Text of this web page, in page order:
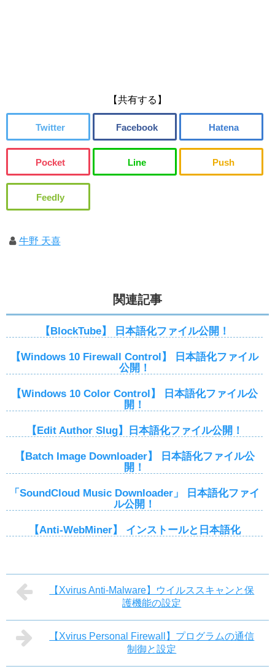
【共有する】
牛野 天喜
関連記事
【BlockTube】 日本語化ファイル公開！
【Windows 10 Firewall Control】 日本語化ファイル
公開！
【Windows 10 Color Control】 日本語化ファイル公
開！
【Edit Author Slug】日本語化ファイル公開！
【Batch Image Downloader】 日本語化ファイル公
開！
「SoundCloud Music Downloader」 日本語化ファイ
ル公開！
【Anti-WebMiner】 インストールと日本語化
【Xvirus Anti-Malware】ウイルススキャンと保
護機能の設定
【Xvirus Personal Firewall】プログラムの通信
制御と設定